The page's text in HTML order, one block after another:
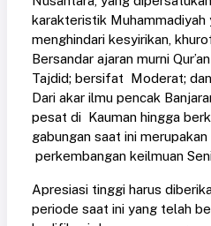
karakteristik Muhammadiyah
menghindari kesyirikan,
Bersandar ajaran murni
Tajdid; bersifat Moderat; dan
Dari akar ilmu pencak
pesat di Kauman hingga
gabungan saat ini
perkembangan keilmuan
Apresiasi tinggi harus
periode saat ini yang telah